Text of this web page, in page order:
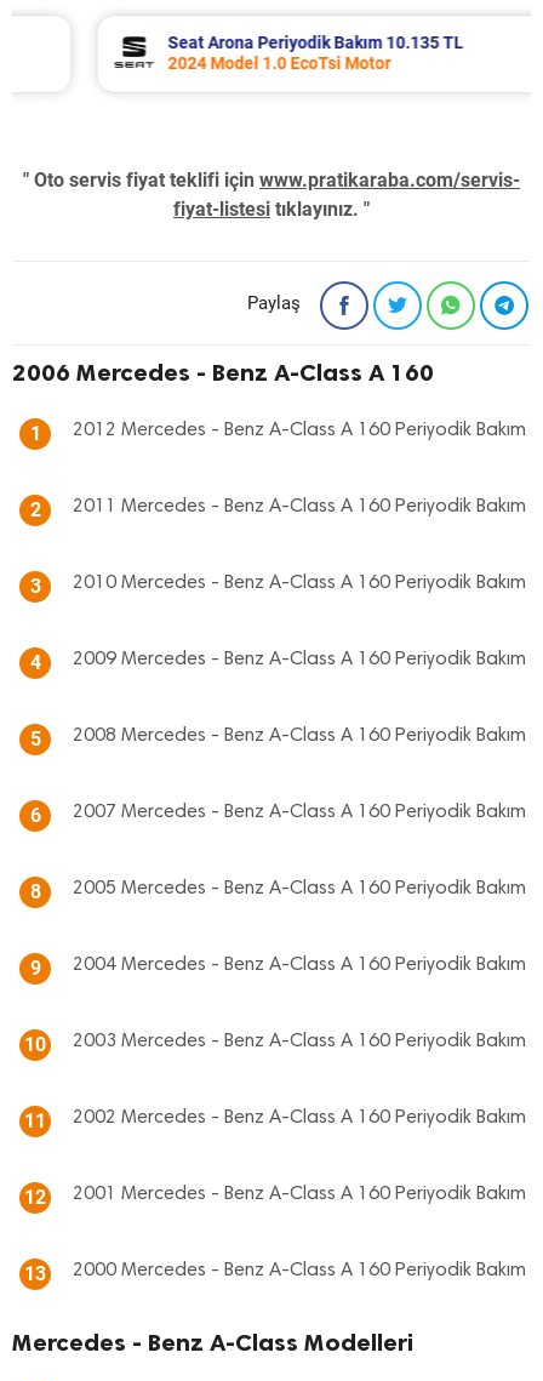
Seat Arona Periyodik Bakım 10.135 TL
2024 Model 1.0 EcoTsi Motor
" Oto servis fiyat teklifi için www.pratikaraba.com/servis-
fiyat-listesi tıklayınız. "
Paylaş
2006 Mercedes - Benz A-Class A 160
1 2012 Mercedes - Benz A-Class A 160 Periyodik Bakım
2 2011 Mercedes - Benz A-Class A 160 Periyodik Bakım
3 2010 Mercedes - Benz A-Class A 160 Periyodik Bakım
4 2009 Mercedes - Benz A-Class A 160 Periyodik Bakım
5 2008 Mercedes - Benz A-Class A 160 Periyodik Bakım
6 2007 Mercedes - Benz A-Class A 160 Periyodik Bakım
8 2005 Mercedes - Benz A-Class A 160 Periyodik Bakım
9 2004 Mercedes - Benz A-Class A 160 Periyodik Bakım
10 2003 Mercedes - Benz A-Class A 160 Periyodik Bakım
11 2002 Mercedes - Benz A-Class A 160 Periyodik Bakım
12 2001 Mercedes - Benz A-Class A 160 Periyodik Bakım
13 2000 Mercedes - Benz A-Class A 160 Periyodik Bakım
Mercedes - Benz A-Class Modelleri